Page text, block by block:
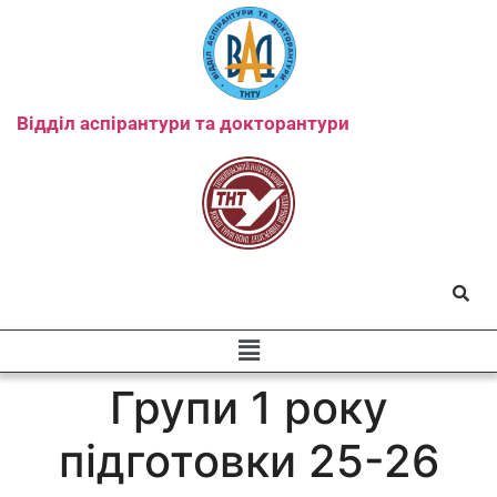
Відділ аспірантури та докторантури
Групи 1 року
підготовки 25-26